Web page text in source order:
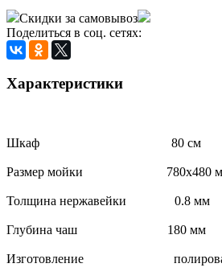
Скидки за самовывоз
Поделиться в соц. сетях:
Характеристики
Шкаф 80 см
Размер мойки 780x480
Толщина нержавейки 0.8 мм
Глубина чаш 180 мм
Изготовление